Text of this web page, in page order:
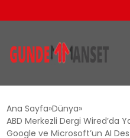
DÜNYA
Ana Sayfa Dünya
ABD Merkezli Dergi Wired’da
Google ve Microsoft’un AI